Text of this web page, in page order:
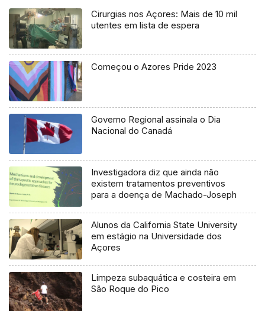
Cirurgias nos Açores: Mais de 10 mil
utentes em lista de espera
Começou o Azores Pride 2023
Governo Regional assinala o Dia
Nacional do Canadá
Investigadora diz que ainda não
existem tratamentos preventivos
para a doença de Machado-Joseph
Alunos da California State University
em estágio na Universidade dos
Açores
Limpeza subaquática e costeira em
São Roque do Pico